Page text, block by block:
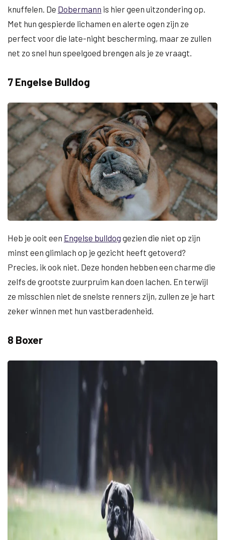
knuffelen. De Dobermann is hier geen uitzondering op.
Met hun gespierde lichamen en alerte ogen zijn ze
perfect voor die late-night bescherming, maar ze zullen
net zo snel hun speelgoed brengen als je ze vraagt.
7 Engelse Bulldog
Heb je ooit een Engelse bulldog gezien die niet op zijn
minst een glimlach op je gezicht heeft getoverd?
Precies, ik ook niet. Deze honden hebben een charme die
zelfs de grootste zuurpruim kan doen lachen. En terwijl
ze misschien niet de snelste renners zijn, zullen ze je hart
zeker winnen met hun vastberadenheid.
8 Boxer